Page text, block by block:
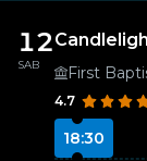
12
SAB First
4.7
18:30